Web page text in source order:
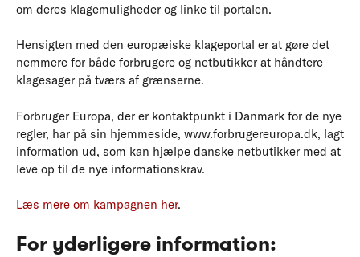
om deres klagemuligheder og linke til portalen.
Hensigten med den europæiske klageportal er at gøre det
nemmere for både forbrugere og netbutikker at håndtere
klagesager på tværs af grænserne.
Forbruger Europa, der er kontaktpunkt i Danmark for de nye
regler, har på sin hjemmeside, www.forbrugereuropa.dk, lagt
information ud, som kan hjælpe danske netbutikker med at
leve op til de nye informationskrav.
Læs mere om kampagnen her.
For yderligere information: